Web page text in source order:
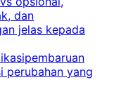
dan
jelas kepada
pembaruan
perubahan yang